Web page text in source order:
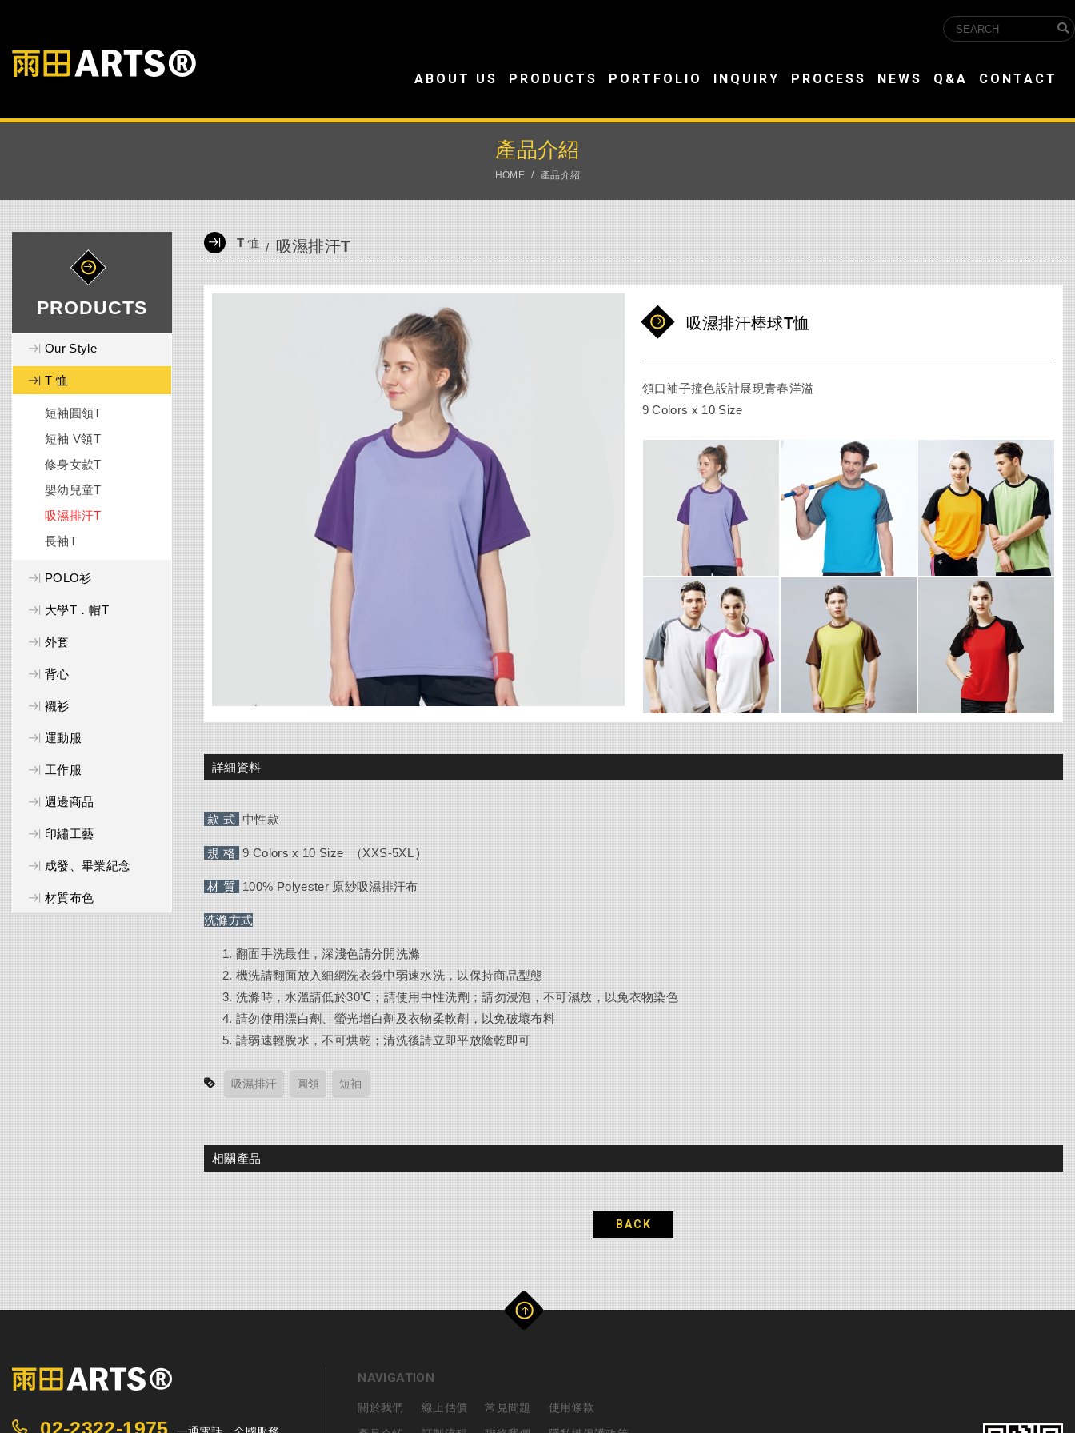
ABOUT US PRODUCTS PORTFOLIO INQUIRY PROCESS NEWS Q&A CONTACT
產品介紹
HOME 產品介紹
PRODUCTS
Our Style
T 恤
短袖圓領T
短袖 V領T
修身女款T
嬰幼兒童T
吸濕排汗T
長袖T
POLO衫
大學T．帽T
外套
背心
襯衫
運動服
工作服
週邊商品
印繡工藝
成發、畢業紀念
材質布色
T 恤 吸濕排汗T
吸濕排汗棒球T恤
領口袖子撞色設計展現青春洋溢
9 Colors x 10 Size
詳細資料
款 式 中性款
規 格 9 Colors x 10 Size （XXS-5XL )
材 質 100% Polyester 原紗吸濕排汗布
洗滌方式
翻面手洗最佳，深淺色請分開洗滌
機洗請翻面放入細網洗衣袋中弱速水洗，以保持商品型態
洗滌時，水溫請低於30℃；請使用中性洗劑；請勿浸泡，不可濕放，以免衣物染色
請勿使用漂白劑、螢光增白劑及衣物柔軟劑，以免破壞布料
請弱速輕脫水，不可烘乾；清洗後請立即平放陰乾即可
吸濕排汗 圓領 短袖
相關產品
BACK
02-2322-1975
NAVIGATION
關於我們 線上估價 常見問題 使用條款